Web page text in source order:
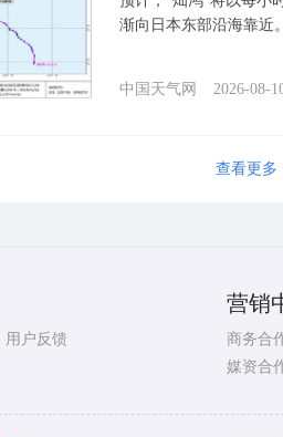
渐向日本东部沿海靠近
中国天气网 2026-08-
查看更多
用户反馈
营销
商务合
媒资合